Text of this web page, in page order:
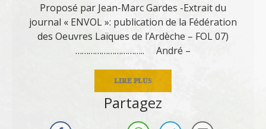
Proposé par Jean-Marc Gardes -Extrait du
journal « ENVOL »: publication de la Fédération
des Oeuvres Laïques de l’Ardèche – FOL 07)
………………………….. André –
LIRE PLUS
Partagez